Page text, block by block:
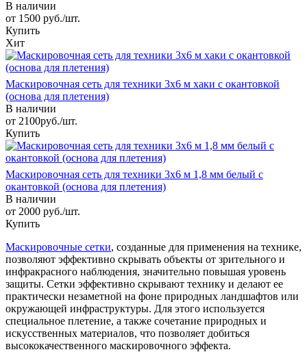
В наличии
от 1500 руб./шт.
Купить
Хит
Маскировочная сеть для техники 3х6 м хаки с окантовкой
(основа для плетения)
В наличии
от 2100руб./шт.
Купить
Маскировочная сеть для техники 3х6 м 1,8 мм белый с
окантовкой (основа для плетения)
В наличии
от 2000 руб./шт.
Купить
Маскировочные сетки, созданные для применения на технике,
позволяют эффективно скрывать объекты от зрительного и
инфракрасного наблюдения, значительно повышая уровень
защиты. Сетки эффективно скрывают технику и делают ее
практически незаметной на фоне природных ландшафтов или
окружающей инфраструктуры. Для этого используется
специальное плетение, а также сочетание природных и
искусственных материалов, что позволяет добиться
высококачественного маскировочного эффекта.